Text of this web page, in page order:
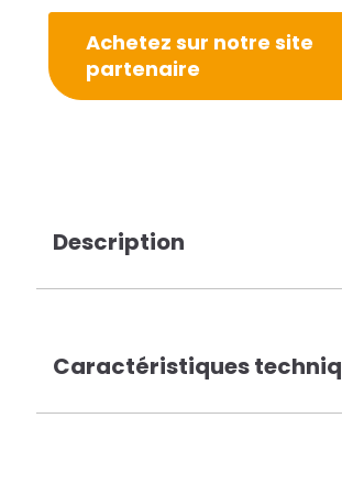
Achetez sur notre site
partenaire
Description
Caractéristiques